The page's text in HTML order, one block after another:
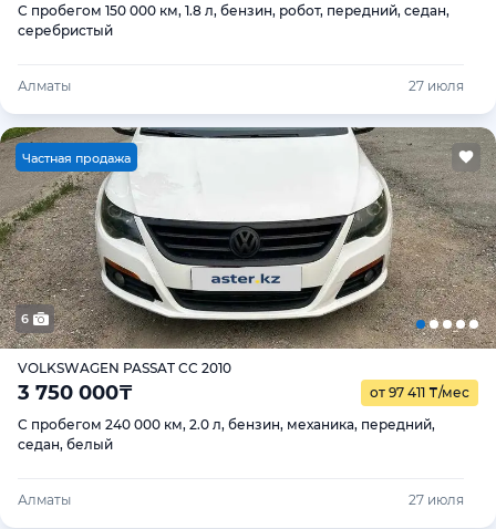
С пробегом 150 000 км, 1.8 л, бензин, робот, передний, седан,
серебристый
Алматы 27 июля
Частная продажа
6
VOLKSWAGEN PASSAT CC 2010
3 750 000₸ от 97 411 ₸/мес
С пробегом 240 000 км, 2.0 л, бензин, механика, передний,
седан, белый
Алматы 27 июля